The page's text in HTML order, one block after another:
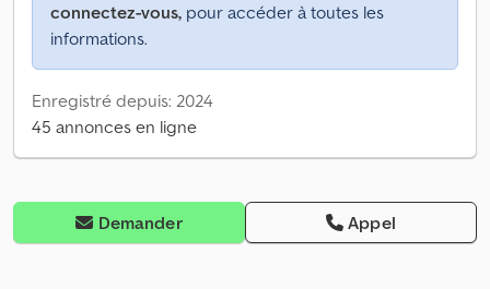
connectez-vous, pour accéder à toutes les
informations.
Enregistré depuis: 2024
45 annonces en ligne
Demander Appel